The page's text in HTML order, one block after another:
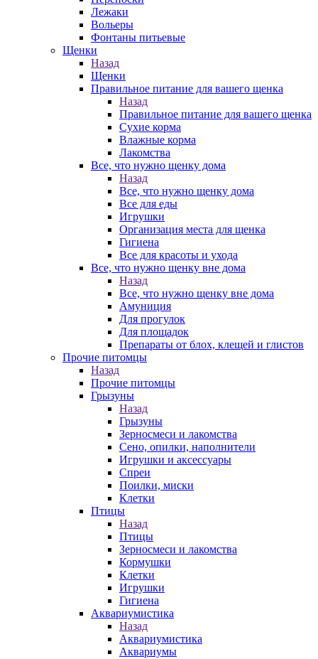
Лежаки
Вольеры
Фонтаны питьевые
Щенки
Назад
Щенки
Правильное питание для вашего щенка
Назад
Правильное питание для вашего щенка
Сухие корма
Влажные корма
Лакомства
Все, что нужно щенку дома
Назад
Все, что нужно щенку дома
Все для еды
Игрушки
Организация места для щенка
Гигиена
Все для красоты и ухода
Все, что нужно щенку вне дома
Назад
Все, что нужно щенку вне дома
Амуниция
Для прогулок
Для площадок
Препараты от блох, клещей и глистов
Прочие питомцы
Назад
Прочие питомцы
Грызуны
Назад
Грызуны
Зерносмеси и лакомства
Сено, опилки, наполнители
Игрушки и аксессуары
Спреи
Поилки, миски
Клетки
Птицы
Назад
Птицы
Зерносмеси и лакомства
Кормушки
Клетки
Игрушки
Гигиена
Аквариумистика
Назад
Аквариумистика
Аквариумы